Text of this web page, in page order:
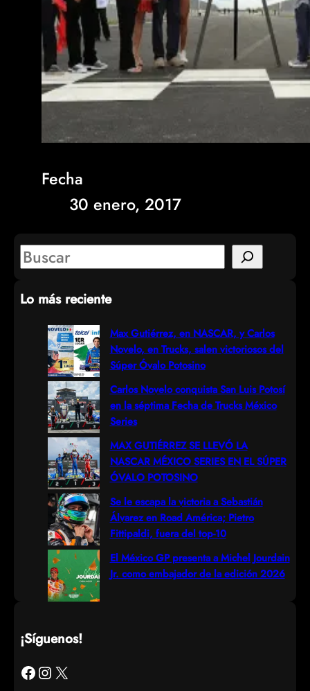
Fecha
30 enero, 2017
S
a
Lo más reciente
Max Gutiérrez, en NASCAR, y Carlos
Novelo, en Trucks, salen victoriosos del
Súper Óvalo Potosino
Carlos Novelo conquista San Luis Potosí
en la séptima Fecha de Trucks México
Series
MAX GUTIÉRREZ SE LLEVÓ LA
NASCAR MÉXICO SERIES EN EL SÚPER
ÓVALO POTOSINO
Se le escapa la victoria a Sebastián
Álvarez en Road América; Pietro
Fittipaldi, fuera del top-10
El México GP presenta a Michel Jourdain
Jr. como embajador de la edición 2026
¡Síguenos!
Facebook Instagram X